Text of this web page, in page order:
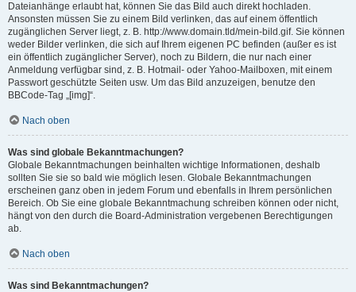
Dateianhänge erlaubt hat, können Sie das Bild auch direkt hochladen.
Ansonsten müssen Sie zu einem Bild verlinken, das auf einem öffentlich
zugänglichen Server liegt, z. B. http://www.domain.tld/mein-bild.gif. Sie können
weder Bilder verlinken, die sich auf Ihrem eigenen PC befinden (außer es ist
ein öffentlich zugänglicher Server), noch zu Bildern, die nur nach einer
Anmeldung verfügbar sind, z. B. Hotmail- oder Yahoo-Mailboxen, mit einem
Passwort geschützte Seiten usw. Um das Bild anzuzeigen, benutze den
BBCode-Tag „[img]“.
Nach oben
Was sind globale Bekanntmachungen?
Globale Bekanntmachungen beinhalten wichtige Informationen, deshalb
sollten Sie sie so bald wie möglich lesen. Globale Bekanntmachungen
erscheinen ganz oben in jedem Forum und ebenfalls in Ihrem persönlichen
Bereich. Ob Sie eine globale Bekanntmachung schreiben können oder nicht,
hängt von den durch die Board-Administration vergebenen Berechtigungen
ab.
Nach oben
Was sind Bekanntmachungen?